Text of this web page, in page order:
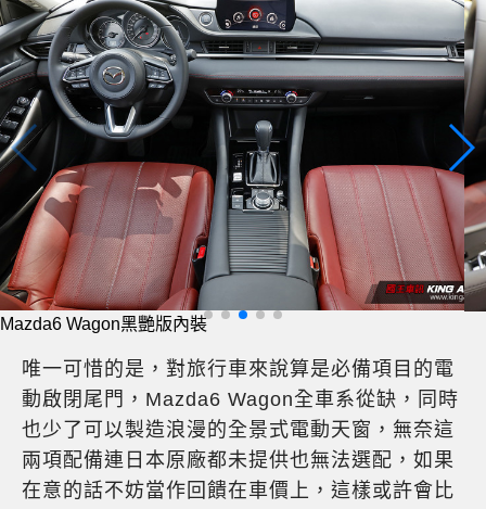
Mazda6 Wagon黑艷版內裝
唯一可惜的是，對旅行車來說算是必備項目的電
動啟閉尾門，Mazda6 Wagon全車系從缺，同時
也少了可以製造浪漫的全景式電動天窗，無奈這
兩項配備連日本原廠都未提供也無法選配，如果
在意的話不妨當作回饋在車價上，這樣或許會比